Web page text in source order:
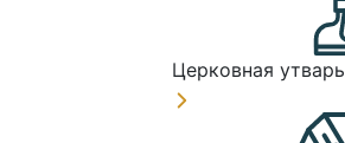
Церковная утварь